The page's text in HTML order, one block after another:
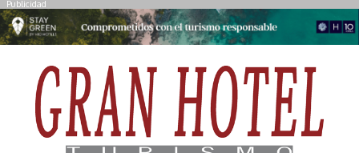
Publicidad